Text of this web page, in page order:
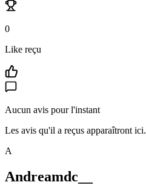
0
Like reçu
Aucun avis pour l'instant
Les avis qu'il a reçus apparaîtront ici.
A
Andreamdc__